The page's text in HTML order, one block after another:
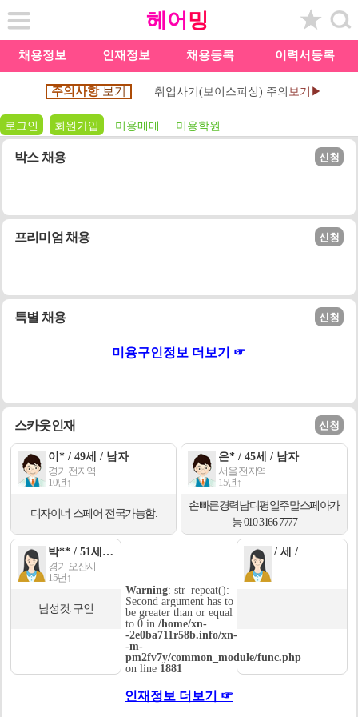
헤어 밍
채용정보 인재정보 채용등록 이력서등록
주의사항 보기 취업사기(보이스피싱) 주의 보기▶
로그인 회원가입 미용매매 미용학원
박스 채용 신청
프리미엄 채용 신청
특별 채용 신청
미용구인정보 더보기 ☞
스카웃인재 신청
이* / 49세 / 남자
경기 전지역
10년↑
디자이너 스페어 전국가능함.
은* / 45세 / 남자
서울 전지역
15년↑
손빠른경력남디평일주말스페아가
능 010 3166 7777
박** / 51세 / 여자
경기 오산시
15년↑
남성컷. 구인
Warning: str_repeat():
Second argument has to
be greater than or equal
to 0 in /home/xn-
-2e0ba711r58b.info/xn-
-m-
pm2fv7y/common_module/func.php
on line 1881
/ 세 /
인재정보 더보기 ☞